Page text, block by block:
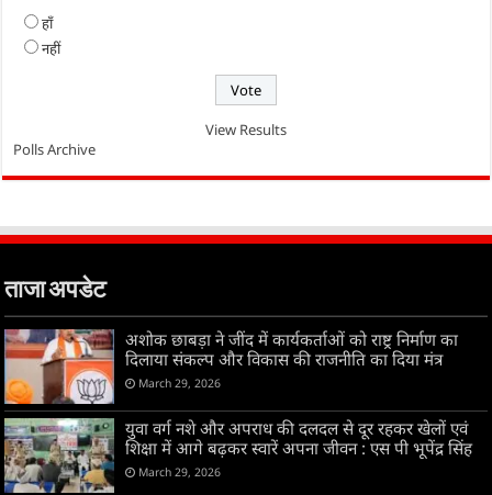
हाँ
नहीं
View Results
Polls Archive
ताजा अपडेट
अशोक छाबड़ा ने जींद में कार्यकर्ताओं को राष्ट्र निर्माण का
दिलाया संकल्प और विकास की राजनीति का दिया मंत्र
March 29, 2026
युवा वर्ग नशे और अपराध की दलदल से दूर रहकर खेलों एवं
शिक्षा में आगे बढ़कर स्वारें अपना जीवन : एस पी भूपेंद्र सिंह
March 29, 2026